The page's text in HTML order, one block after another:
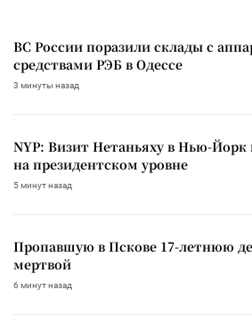
ВС России поразили склады с
средствами РЭБ в Одессе
3 минуты назад
NYP: Визит Нетаньяху в Нью-Йорк
на президентском уровне
5 минут назад
Пропавшую в Пскове 17-летнюю
мертвой
6 минут назад